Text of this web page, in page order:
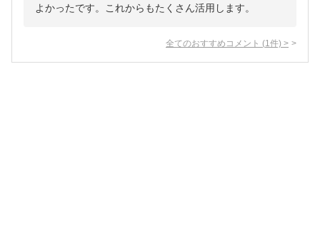
よかったです。これからもたくさん活用します。
全てのおすすめコメント (1 件) >